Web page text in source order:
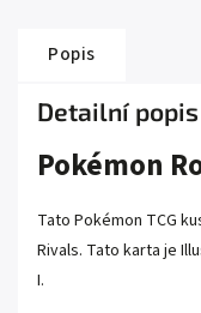
Popis
Detailní
Pokémon
Tato Pokémon TCG
Rivals. Tato karta je
I.